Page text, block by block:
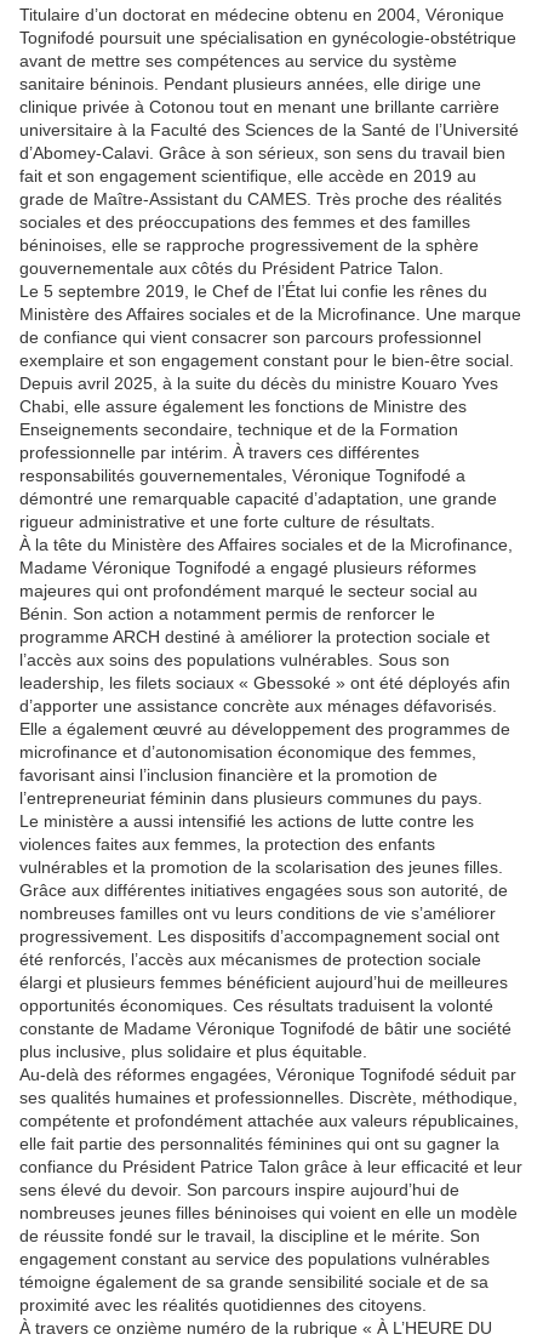
Titulaire d’un doctorat en médecine obtenu en 2004, Véronique
Tognifodé poursuit une spécialisation en gynécologie-obstétrique
avant de mettre ses compétences au service du système
sanitaire béninois. Pendant plusieurs années, elle dirige une
clinique privée à Cotonou tout en menant une brillante carrière
universitaire à la Faculté des Sciences de la Santé de l’Université
d’Abomey-Calavi. Grâce à son sérieux, son sens du travail bien
fait et son engagement scientifique, elle accède en 2019 au
grade de Maître-Assistant du CAMES. Très proche des réalités
sociales et des préoccupations des femmes et des familles
béninoises, elle se rapproche progressivement de la sphère
gouvernementale aux côtés du Président Patrice Talon.
Le 5 septembre 2019, le Chef de l’État lui confie les rênes du
Ministère des Affaires sociales et de la Microfinance. Une marque
de confiance qui vient consacrer son parcours professionnel
exemplaire et son engagement constant pour le bien-être social.
Depuis avril 2025, à la suite du décès du ministre Kouaro Yves
Chabi, elle assure également les fonctions de Ministre des
Enseignements secondaire, technique et de la Formation
professionnelle par intérim. À travers ces différentes
responsabilités gouvernementales, Véronique Tognifodé a
démontré une remarquable capacité d’adaptation, une grande
rigueur administrative et une forte culture de résultats.
À la tête du Ministère des Affaires sociales et de la Microfinance,
Madame Véronique Tognifodé a engagé plusieurs réformes
majeures qui ont profondément marqué le secteur social au
Bénin. Son action a notamment permis de renforcer le
programme ARCH destiné à améliorer la protection sociale et
l’accès aux soins des populations vulnérables. Sous son
leadership, les filets sociaux « Gbessoké » ont été déployés afin
d’apporter une assistance concrète aux ménages défavorisés.
Elle a également œuvré au développement des programmes de
microfinance et d’autonomisation économique des femmes,
favorisant ainsi l’inclusion financière et la promotion de
l’entrepreneuriat féminin dans plusieurs communes du pays.
Le ministère a aussi intensifié les actions de lutte contre les
violences faites aux femmes, la protection des enfants
vulnérables et la promotion de la scolarisation des jeunes filles.
Grâce aux différentes initiatives engagées sous son autorité, de
nombreuses familles ont vu leurs conditions de vie s’améliorer
progressivement. Les dispositifs d’accompagnement social ont
été renforcés, l’accès aux mécanismes de protection sociale
élargi et plusieurs femmes bénéficient aujourd’hui de meilleures
opportunités économiques. Ces résultats traduisent la volonté
constante de Madame Véronique Tognifodé de bâtir une société
plus inclusive, plus solidaire et plus équitable.
Au-delà des réformes engagées, Véronique Tognifodé séduit par
ses qualités humaines et professionnelles. Discrète, méthodique,
compétente et profondément attachée aux valeurs républicaines,
elle fait partie des personnalités féminines qui ont su gagner la
confiance du Président Patrice Talon grâce à leur efficacité et leur
sens élevé du devoir. Son parcours inspire aujourd’hui de
nombreuses jeunes filles béninoises qui voient en elle un modèle
de réussite fondé sur le travail, la discipline et le mérite. Son
engagement constant au service des populations vulnérables
témoigne également de sa grande sensibilité sociale et de sa
proximité avec les réalités quotidiennes des citoyens.
À travers ce onzième numéro de la rubrique « À L’HEURE DU